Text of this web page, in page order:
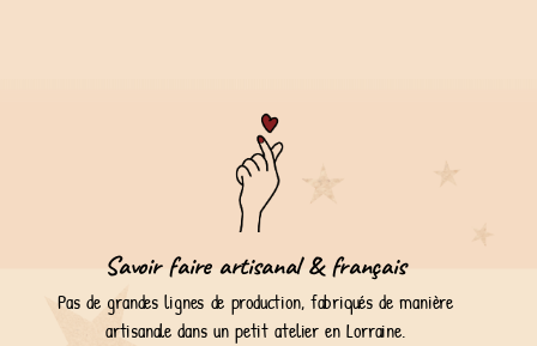
Savoir faire artisanal & français
Pas de grandes lignes de production, fabriqués de manière
artisanale dans un petit atelier en Lorraine.